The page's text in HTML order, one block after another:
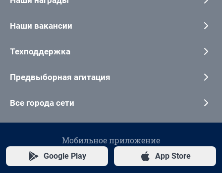
Наши вакансии
Техподдержка
Предвыборная агитация
Все города сети
Мобильное приложение
Google Play App Store